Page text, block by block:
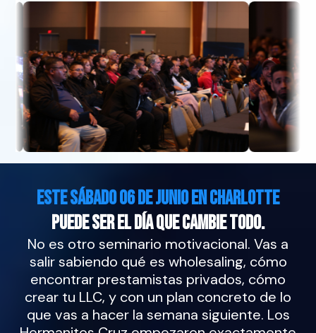
este sábado 06 de junio en CHARLOTTE
puede ser el día que cambie todo.
No es otro seminario motivacional. Vas a
salir sabiendo qué es wholesaling, cómo
encontrar prestamistas privados, cómo
crear tu LLC, y con un plan concreto de lo
que vas a hacer la semana siguiente. Los